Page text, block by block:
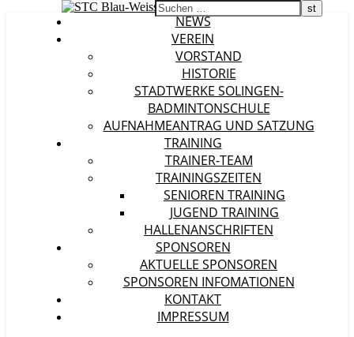
NEWS
VEREIN
VORSTAND
HISTORIE
STADTWERKE SOLINGEN-
BADMINTONSCHULE
AUFNAHMEANTRAG UND SATZUNG
TRAINING
TRAINER-TEAM
TRAININGSZEITEN
SENIOREN TRAINING
JUGEND TRAINING
HALLENANSCHRIFTEN
SPONSOREN
AKTUELLE SPONSOREN
SPONSOREN INFOMATIONEN
KONTAKT
IMPRESSUM